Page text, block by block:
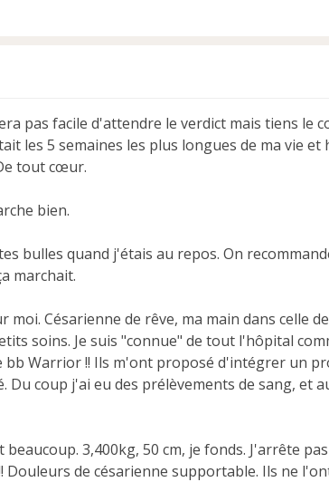
pas facile d'attendre le verdict mais tiens le
les 5 semaines les plus longues de ma vie et
tout cœur.
bien.
bulles quand j'étais au repos. On
marchait.
Césarienne de rêve, ma main dans celle
soins. Je suis "connue" de tout l'hôpital
bb Warrior !! Ils m'ont proposé d'intégrer un
Du coup j'ai eu des prélèvements de sang, et
3,400kg, 50 cm, je fonds. J'arrête
Douleurs de césarienne supportable. Ils ne